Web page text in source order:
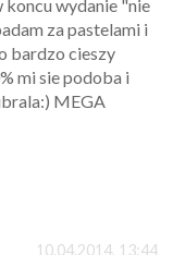
koncu wydanie "nie
za pastelami i
bardzo cieszy
mi sie podoba i
MEGA
10.04.2014, 13:44